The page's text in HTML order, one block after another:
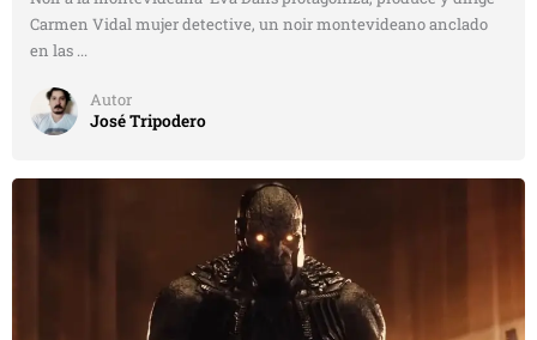
Carmen Vidal mujer detective, un noir montevideano anclado
en las ...
Autor
José Tripodero